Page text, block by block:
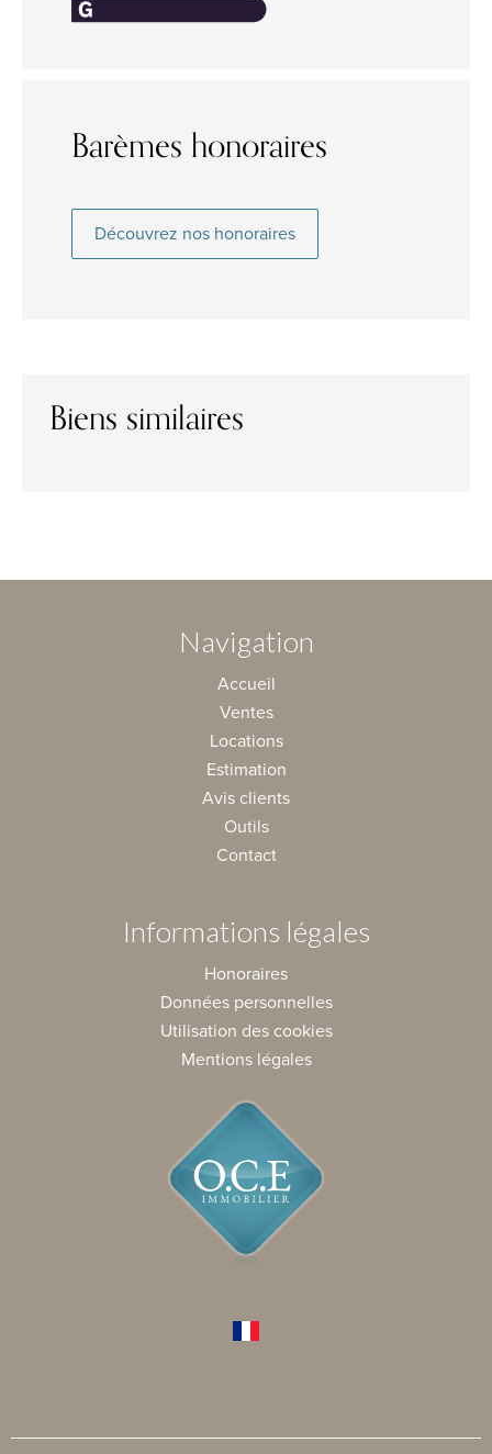
Barèmes honoraires
Découvrez nos honoraires
Biens similaires
Navigation
Accueil
Ventes
Locations
Estimation
Avis clients
Outils
Contact
Informations légales
Honoraires
Données personnelles
Utilisation des cookies
Mentions légales